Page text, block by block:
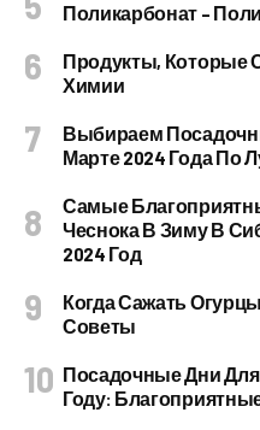
Поликарбонат –
Продукты, Которые
Химии
Выбираем
Марте 2024 Года По
Самые
Чеснока В Зиму В
2024 Год
Когда Сажать
Советы
Посадочные Дни
Году: